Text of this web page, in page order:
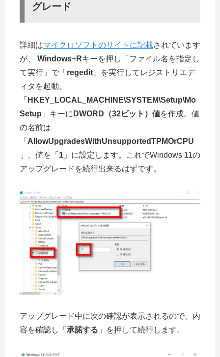
グレード
詳細はマイクロソフトのサイトに記載されています
が、 Windows+Rキーを押し「ファイル名を指定し
て実行」で「 regedit 」を実行してレジストリエデ
ィタを起動。
「 HKEY_LOCAL_MACHINE\SYSTEM\Setup\Mo
Setup 」キーに DWORD（32ビット）値を作成。値
の名前は
「 AllowUpgradesWithUnsupportedTPMOrCPU
」、値を「 1 」に設定します。これでWindows 11の
アップグレードを続行出来るはずです。
アップグレード中に次の確認が表示されるので、内
容を確認し「 承諾する 」を押して続行します。